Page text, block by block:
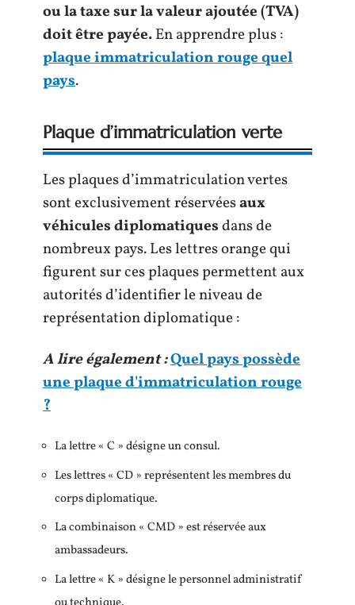
ou la taxe sur la valeur ajoutée (TVA)
doit être payée.En apprendre plus :
plaque immatriculation rouge quel
pays.
Plaque d’immatriculation verte
Les plaques d’immatriculation vertes
sont exclusivement réservéesaux
véhicules diplomatiquesdans de
nombreux pays. Les lettres orange qui
figurent sur ces plaques permettent aux
autorités d’identifier le niveau de
représentation diplomatique :
A lire également :Quel pays possède
une plaque d'immatriculation rouge
?
La lettre « C » désigne un consul.
Les lettres « CD » représentent les membres du
corps diplomatique.
La combinaison « CMD » est réservée aux
ambassadeurs.
La lettre « K » désigne le personnel administratif